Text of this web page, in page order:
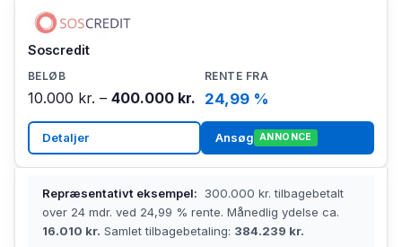
Soscredit
10.000 kr. – 400.000 kr. 24,99 %
Detaljer Ansøg ANNONCE
Repræsentativt eksempel: 300.000 kr. tilbagebetalt
over 24 mdr. ved 24,99 % rente. Månedlig ydelse ca.
16.010 kr. Samlet tilbagebetaling: 384.239 kr.